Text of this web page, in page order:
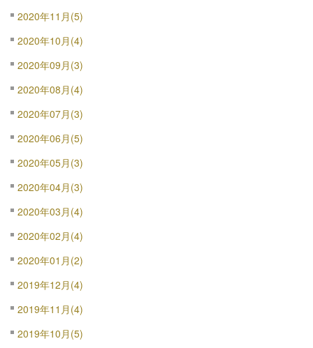
2020年11月(5)
2020年10月(4)
2020年09月(3)
2020年08月(4)
2020年07月(3)
2020年06月(5)
2020年05月(3)
2020年04月(3)
2020年03月(4)
2020年02月(4)
2020年01月(2)
2019年12月(4)
2019年11月(4)
2019年10月(5)